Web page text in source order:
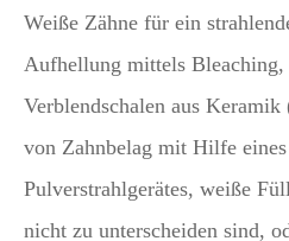
Weiße Zähne für ein
Aufhellung mittels
Verblendschalen aus
von Zahnbelag mit Hilfe
Pulverstrahlgerätes, weiße
nicht zu unterscheiden sind,